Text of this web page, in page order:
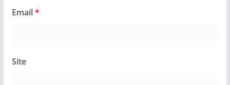
Email*
Site